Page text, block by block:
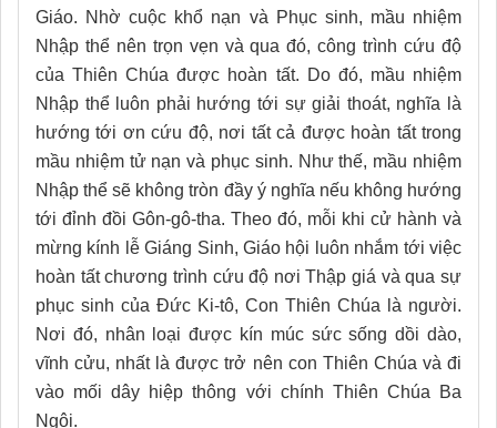
Giáo. Nhờ cuộc khổ nạn và Phục sinh, mầu nhiệm
Nhập thể nên trọn vẹn và qua đó, công trình cứu độ
của Thiên Chúa được hoàn tất. Do đó, mầu nhiệm
Nhập thể luôn phải hướng tới sự giải thoát, nghĩa là
hướng tới ơn cứu độ, nơi tất cả được hoàn tất trong
mầu nhiệm tử nạn và phục sinh. Như thế, mầu nhiệm
Nhập thể sẽ không tròn đầy ý nghĩa nếu không hướng
tới đỉnh đồi Gôn-gô-tha. Theo đó, mỗi khi cử hành và
mừng kính lễ Giáng Sinh, Giáo hội luôn nhắm tới việc
hoàn tất chương trình cứu độ nơi Thập giá và qua sự
phục sinh của Đức Ki-tô, Con Thiên Chúa là người.
Nơi đó, nhân loại được kín múc sức sống dồi dào,
vĩnh cửu, nhất là được trở nên con Thiên Chúa và đi
vào mối dây hiệp thông với chính Thiên Chúa Ba
Ngôi.